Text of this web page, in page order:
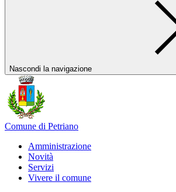
Nascondi la navigazione
Comune di Petriano
Amministrazione
Novità
Servizi
Vivere il comune